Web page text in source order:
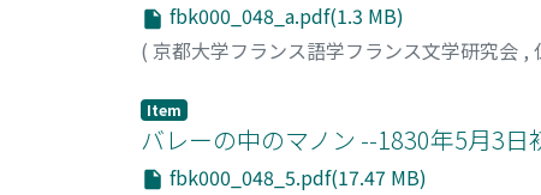
fbk000_048_a.pdf(1.3 MB)
( 京都大学フランス語学フランス文学研究会 ,
Item
バレーの中のマノン --1830年5月3
fbk000_048_5.pdf(17.47 MB)